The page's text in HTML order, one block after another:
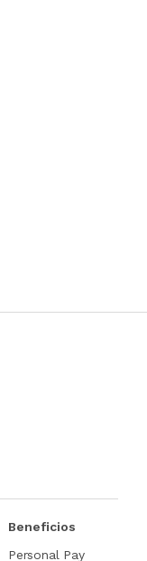
Beneficios
Personal Pay